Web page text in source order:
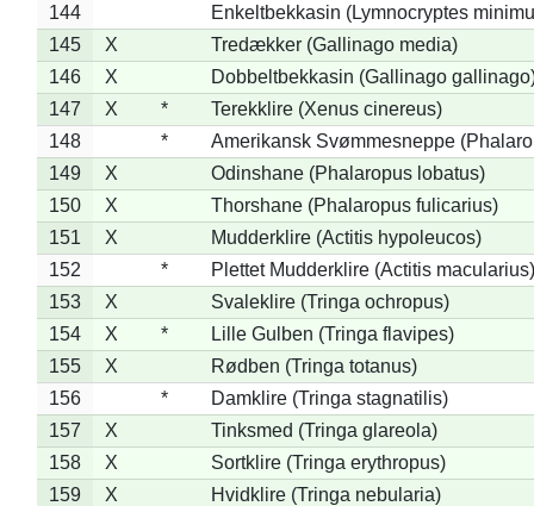
144
Enkeltbekkasin (Lymnocryptes
145
X
Tredækker (Gallinago media)
146
X
Dobbeltbekkasin (Gallinago
147
X *
Terekklire (Xenus cinereus)
148
*
Amerikansk Svømmesneppe
149
X
Odinshane (Phalaropus lobatus)
150
X
Thorshane (Phalaropus fulicarius)
151
X
Mudderklire (Actitis hypoleucos)
152
*
Plettet Mudderklire (Actitis macularius)
153
X
Svaleklire (Tringa ochropus)
154
X *
Lille Gulben (Tringa flavipes)
155
X
Rødben (Tringa totanus)
156
*
Damklire (Tringa stagnatilis)
157
X
Tinksmed (Tringa glareola)
158
X
Sortklire (Tringa erythropus)
159
X
Hvidklire (Tringa nebularia)